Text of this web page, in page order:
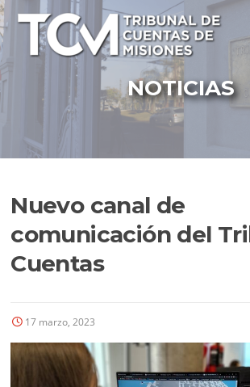
Ir
al
contenido
NOTICIAS
Nuevo canal de
comunicación del
Cuentas
17 marzo, 2023